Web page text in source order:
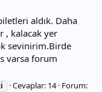
aldık. Daha
, kalacak yer
sevinirim.Birde
varsa forum
Cevaplar: 14 Forum: